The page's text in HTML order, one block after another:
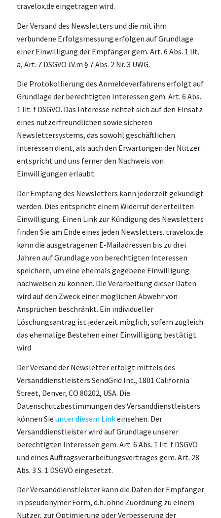
travelox.de eingetragen wird.
Der Versand des Newsletters und die mit ihm
verbundene Erfolgsmessung erfolgen auf Grundlage
einer Einwilligung der Empfänger gem. Art. 6 Abs. 1 lit.
a, Art. 7 DSGVO i.V.m § 7 Abs. 2 Nr. 3 UWG.
Die Protokollierung des Anmeldeverfahrens erfolgt auf
Grundlage der berechtigten Interessen gem. Art. 6 Abs.
1 lit. f DSGVO. Das Interesse richtet sich auf den Einsatz
eines nutzerfreundlichen sowie sicheren
Newslettersystems, das sowohl geschäftlichen
Interessen dient, als auch den Erwartungen der Nutzer
entspricht und uns ferner den Nachweis von
Einwilligungen erlaubt.
Der Empfang des Newsletters kann jederzeit gekündigt
werden. Dies entspricht einem Widerruf der erteilten
Einwilligung. Einen Link zur Kündigung des Newsletters
finden Sie am Ende eines jeden Newsletters. travelox.de
kann die ausgetragenen E-Mailadressen bis zu drei
Jahren auf Grundlage von berechtigten Interessen
speichern, um eine ehemals gegebene Einwilligung
nachweisen zu können. Die Verarbeitung dieser Daten
wird auf den Zweck einer möglichen Abwehr von
Ansprüchen beschränkt. Ein individueller
Löschungsantrag ist jederzeit möglich, sofern zugleich
das ehemalige Bestehen einer Einwilligung bestätigt
wird
Der Versand der Newsletter erfolgt mittels des
Versanddienstleisters SendGrid Inc., 1801 California
Street, Denver, CO 80202, USA. Die
Datenschutzbestimmungen des Versanddienstleisters
können Sie unter diesem Linkeinsehen. Der
Versanddienstleister wird auf Grundlage unserer
berechtigten Interessen gem. Art. 6 Abs. 1 lit. f DSGVO
und eines Auftragsverarbeitungsvertrages gem. Art. 28
Abs. 3 S. 1 DSGVO eingesetzt.
Der Versanddienstleister kann die Daten der Empfänger
in pseudonymer Form, d.h. ohne Zuordnung zu einem
Nutzer, zur Optimierung oder Verbesserung der